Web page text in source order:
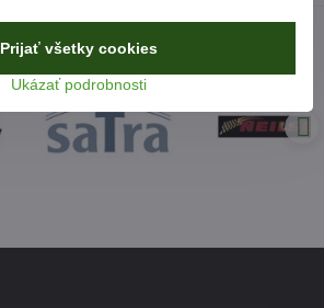
Ukázať podrobnosti
Prijať všetky cookies